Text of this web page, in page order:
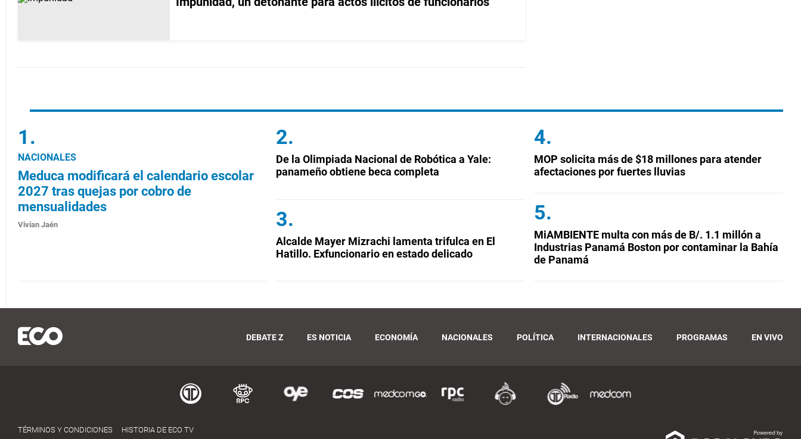
NACIONALES
Meduca modificará el calendario escolar
2027 tras quejas por cobro de
mensualidades
Vivian Jaén
De la Olimpiada Nacional de Robótica a Yale:
panameño obtiene beca completa
Alcalde Mayer Mizrachi lamenta trifulca en El
Hatillo. Exfuncionario en estado delicado
MOP solicita más de $18 millones para atender
afectaciones por fuertes lluvias
MiAMBIENTE multa con más de B/. 1.1 millón a
Industrias Panamá Boston por contaminar la Bahía
de Panamá
DEBATE Z ES NOTICIA ECONOMÍA NACIONALES POLÍTICA INTERNACIONALES PROGRAMAS EN VIVO
TÉRMINOS Y CONDICIONES HISTORIA DE ECO TV